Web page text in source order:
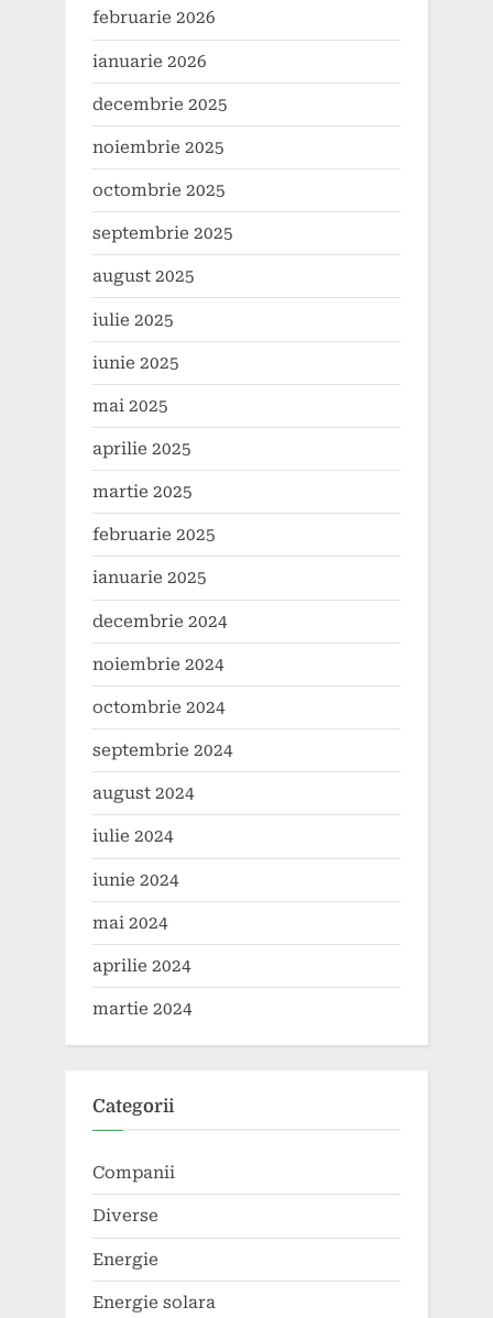
februarie 2026
ianuarie 2026
decembrie 2025
noiembrie 2025
octombrie 2025
septembrie 2025
august 2025
iulie 2025
iunie 2025
mai 2025
aprilie 2025
martie 2025
februarie 2025
ianuarie 2025
decembrie 2024
noiembrie 2024
octombrie 2024
septembrie 2024
august 2024
iulie 2024
iunie 2024
mai 2024
aprilie 2024
martie 2024
Categorii
Companii
Diverse
Energie
Energie solara